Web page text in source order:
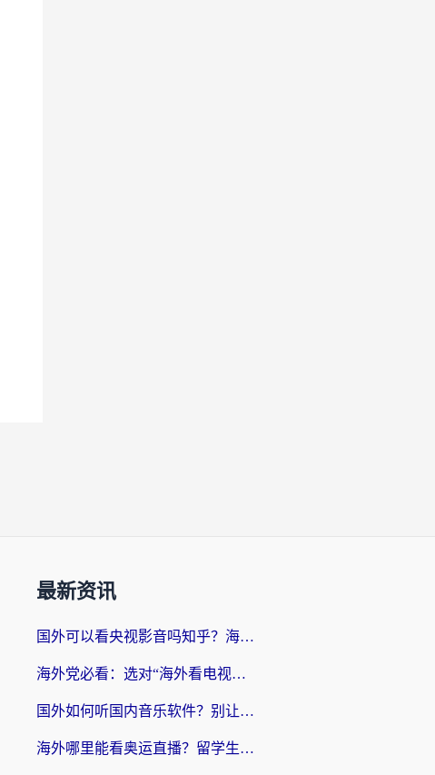
最新资讯
国外可以看央视影音吗知乎？海外党亲测有效的回国加速方案
海外党必看：选对“海外看电视剧软件”，再也不用愁国内剧刷不了
国外如何听国内音乐软件？别让地域限制，断了你的中文歌单
海外哪里能看奥运直播？留学生&海外华人必看的体育赛事观赛终极指南